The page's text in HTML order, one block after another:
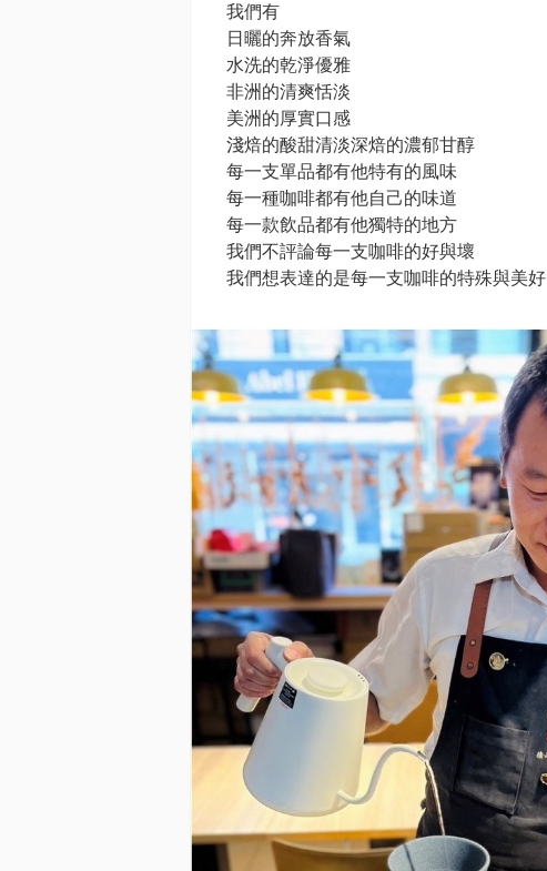
我們有
日曬的奔放香氣
水洗的乾淨優雅
非洲的清爽恬淡
美洲的厚實口感
淺焙的酸甜清淡深焙的濃郁甘醇
每一支單品都有他特有的風味
每一種咖啡都有他自己的味道
每一款飲品都有他獨特的地方
我們不評論每一支咖啡的好與壞
我們想表達的是每一支咖啡的特殊與美好